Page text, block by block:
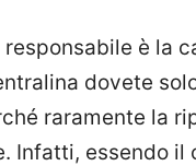
è la
dovete
raramente la
Infatti, essendo il